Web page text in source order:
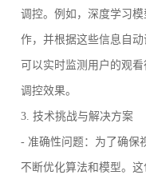
调控。例如，深度学习
作，并根据这些信息自
可以实时监测用户的观
调控效果。
3. 技术挑战与解决方案
- 准确性问题：为了确保
不断优化算法和模型。